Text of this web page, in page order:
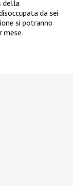
della
da sei
si potranno
mese.